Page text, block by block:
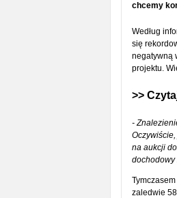
chcemy
Według
się
negatywną
projektu.
>>
-
na aukcji
dochodowy
zaledwie